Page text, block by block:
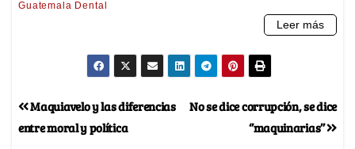
No se dice corrupción, se dice
‘’maquinarias’’
Maquiavelo y las diferencias
entre moral y política